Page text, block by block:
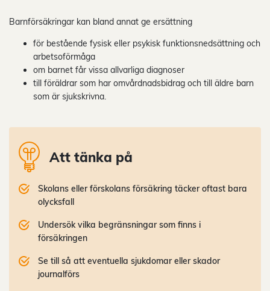
Barnförsäkringar kan bland annat ge ersättning
för bestående fysisk eller psykisk funktionsnedsättning och
arbetsoförmåga
om barnet får vissa allvarliga diagnoser
till föräldrar som har omvårdnadsbidrag och till äldre barn
som är sjukskrivna.
Att tänka på
Skolans eller förskolans försäkring täcker oftast bara
olycksfall
Undersök vilka begränsningar som finns i
försäkringen
Se till så att eventuella sjukdomar eller skador
journalförs